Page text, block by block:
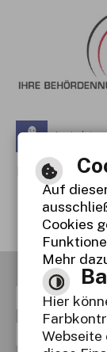
Leichte
RSS
Auf
Cookies
Mehr
Hier
Webseite